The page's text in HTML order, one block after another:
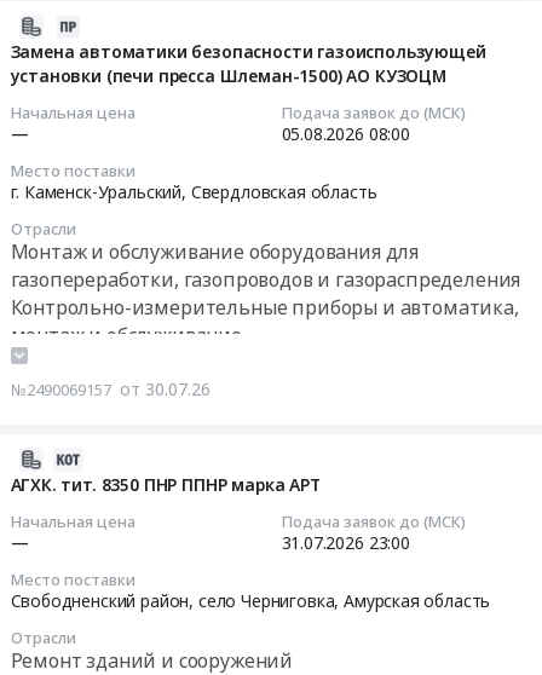
Замена автоматики безопасности газоиспользующей
установки (печи пресса Шлеман-1500) АО КУЗОЦМ
Начальная цена
—
Подача заявок до (МСК)
05.08.2026 08:00
Место поставки
г. Каменск-Уральский, Свердловская область
Отрасли
Монтаж и обслуживание оборудования для
газопереработки, газопроводов и газораспределения
Контрольно-измерительные приборы и автоматика,
монтаж и обслуживание
№2490069157 от 30.07.26
1500)
АГХК. тит. 8350 ПНР ППНР марка АРT
Начальная цена
—
Подача заявок до (МСК)
31.07.2026 23:00
Место поставки
Свободненский район, село Черниговка,Амурская область
Отрасли
Ремонт зданий и сооружений